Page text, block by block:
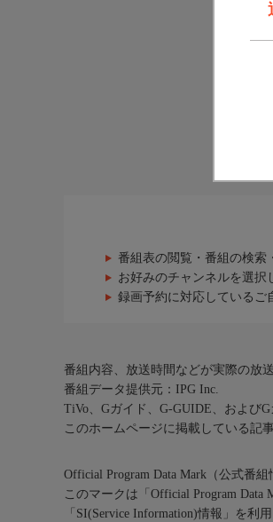
番組表の閲覧・番組の検索
お好みのチャンネルを選択
録画予約に対応しているご
番組内容、放送時間などが実際の放
番組データ提供元：IPG Inc.
TiVo、Gガイド、G-GUIDE、および
このホームページに掲載している記
Official Program Data Mark（公式番組
このマークは「Official Program
「SI(Service Information)情報」を利